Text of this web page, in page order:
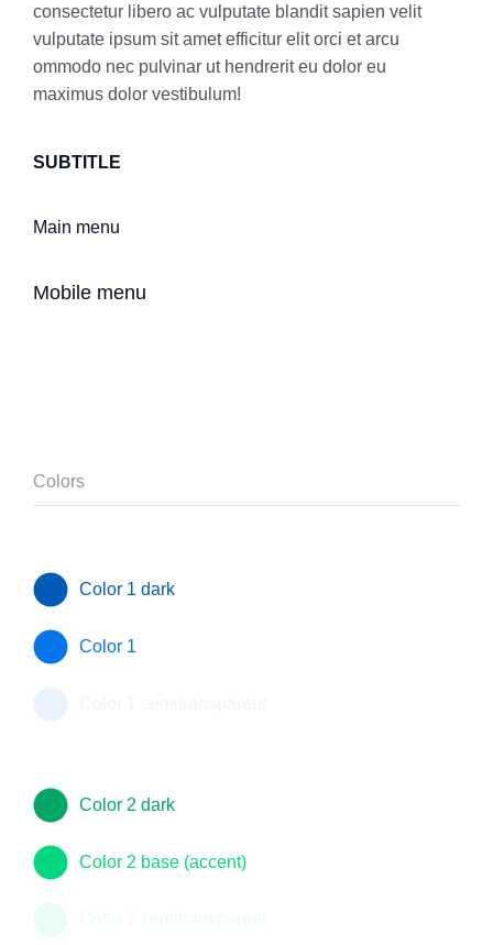
consectetur libero ac vulputate blandit sapien velit
vulputate ipsum sit amet efficitur elit orci et arcu
ommodo nec pulvinar ut hendrerit eu dolor eu
maximus dolor vestibulum!
SUBTITLE
Main menu
Mobile menu
Colors
Color 1 dark
Color 1
Color 2 dark
Color 2 base (accent)